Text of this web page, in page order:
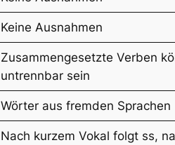
Keine Ausnahmen
Zusammengesetzte Verben
untrennbar sein
Wörter aus fremden Sprachen
Nach kurzem Vokal folgt ss,